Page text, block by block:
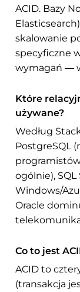
ACID. Bazy
skalowanie
specyficzne
wymagań —
Które
używane?
Według
PostgreSQL
ogólnie),
Windows/
Oracle
Co to jest
ACID to
(transakcja